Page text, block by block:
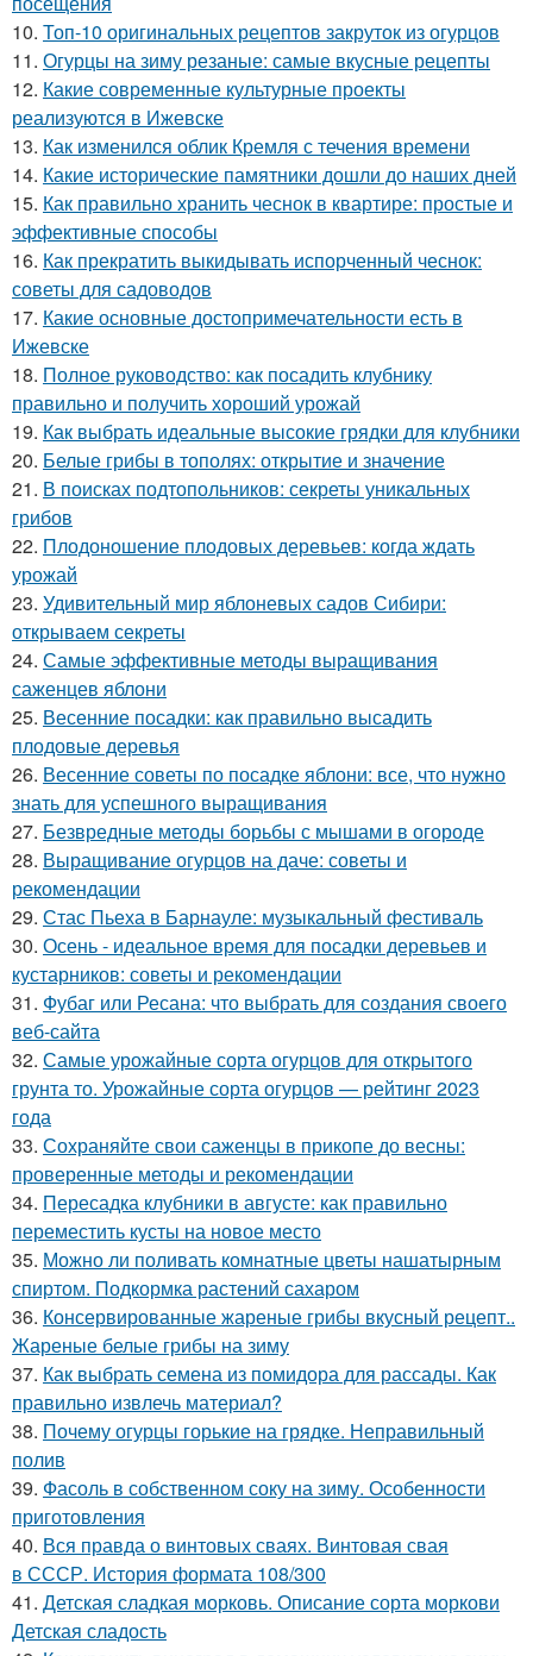
10. Топ-10 оригинальных рецептов закруток из огурцов
11. Огурцы на зиму резаные: самые вкусные рецепты
12. Какие современные культурные проекты
реализуются в Ижевске
13. Как изменился облик Кремля с течения времени
14. Какие исторические памятники дошли до наших дней
15. Как правильно хранить чеснок в квартире: простые и
эффективные способы
16. Как прекратить выкидывать испорченный чеснок:
советы для садоводов
17. Какие основные достопримечательности есть в
Ижевске
18. Полное руководство: как посадить клубнику
правильно и получить хороший урожай
19. Как выбрать идеальные высокие грядки для клубники
20. Белые грибы в тополях: открытие и значение
21. В поисках подтопольников: секреты уникальных
грибов
22. Плодоношение плодовых деревьев: когда ждать
урожай
23. Удивительный мир яблоневых садов Сибири:
открываем секреты
24. Самые эффективные методы выращивания
саженцев яблони
25. Весенние посадки: как правильно высадить
плодовые деревья
26. Весенние советы по посадке яблони: все, что нужно
знать для успешного выращивания
27. Безвредные методы борьбы с мышами в огороде
28. Выращивание огурцов на даче: советы и
рекомендации
29. Стас Пьеха в Барнауле: музыкальный фестиваль
30. Осень - идеальное время для посадки деревьев и
кустарников: советы и рекомендации
31. Фубаг или Ресана: что выбрать для создания своего
веб-сайта
32. Самые урожайные сорта огурцов для открытого
грунта то. Урожайные сорта огурцов — рейтинг 2023
года
33. Сохраняйте свои саженцы в прикопе до весны:
проверенные методы и рекомендации
34. Пересадка клубники в августе: как правильно
переместить кусты на новое место
35. Можно ли поливать комнатные цветы нашатырным
спиртом. Подкормка растений сахаром
36. Консервированные жареные грибы вкусный рецепт..
Жареные белые грибы на зиму
37. Как выбрать семена из помидора для рассады. Как
правильно извлечь материал?
38. Почему огурцы горькие на грядке. Неправильный
полив
39. Фасоль в собственном соку на зиму. Особенности
приготовления
40. Вся правда о винтовых сваях. Винтовая свая
в СССР. История формата 108/300
41. Детская сладкая морковь. Описание сорта моркови
Детская сладость